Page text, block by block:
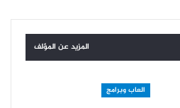
المزيد عن المؤلف
العاب وبرامج